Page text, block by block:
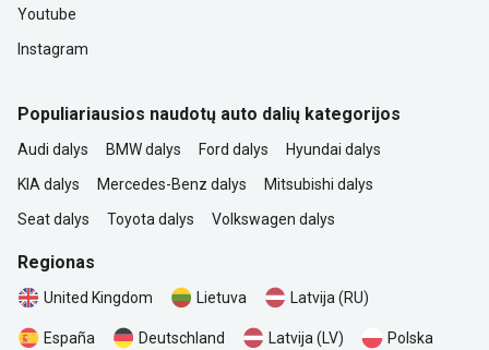
Youtube
Instagram
Populiariausios naudotų auto dalių kategorijos
Audi dalys BMW dalys Ford dalys
Hyundai dalys
KIA dalys
Mercedes-Benz dalys
Mitsubishi dalys
Seat dalys
Toyota dalys Volkswagen dalys
Regionas
United Kingdom Lietuva Latvija (RU)
España Deutschland Latvija (LV) Polska